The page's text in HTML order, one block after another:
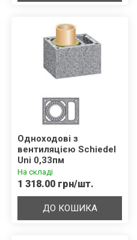
Одноходові з
вентиляцією Schiedel
Uni 0,33пм
На складі
1 318.00 грн/шт.
ДО КОШИКА